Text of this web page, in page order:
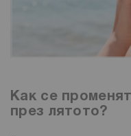
Как се
през лятото?